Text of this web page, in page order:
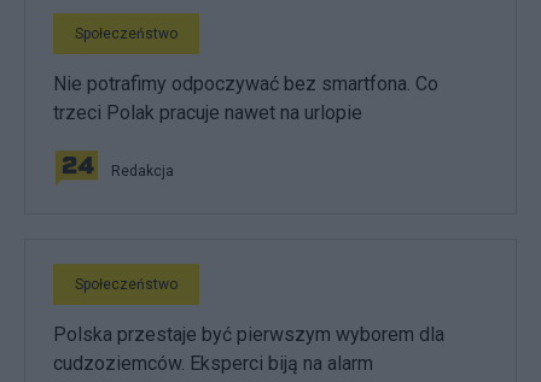
Społeczeństwo
Nie potrafimy odpoczywać bez smartfona. Co
trzeci Polak pracuje nawet na urlopie
Redakcja
Społeczeństwo
Polska przestaje być pierwszym wyborem dla
cudzoziemców. Eksperci biją na alarm